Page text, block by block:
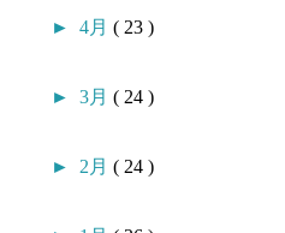
►4月( 23 )
►3月( 24 )
► 2月( 24 )